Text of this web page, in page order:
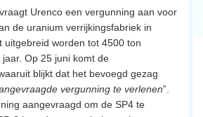
Urenco een vergunning aan voor
de uranium verrijkingsfabriek in
uitgebreid worden tot 4500 ton
Op 25 juni komt de
blijkt dat het bevoegd gezag
vergunning te verlenen”.
aangevraagd om de SP4 te